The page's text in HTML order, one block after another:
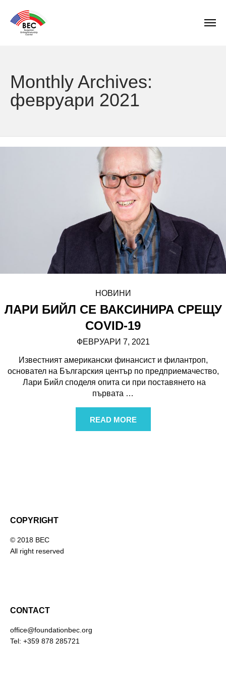
Monthly Archives:
февруари 2021
НОВИНИ
ЛАРИ БИЙЛ СЕ ВАКСИНИРА СРЕЩУ
COVID-19
ФЕВРУАРИ 7, 2021
Известният американски финансист и филантроп,
основател на Българския център по предприемачество,
Лари Бийл споделя опита си при поставянето на
първата …
READ MORE
COPYRIGHT
© 2018 BEC
All right reserved
CONTACT
office@foundationbec.org
Tel: +359 878 285721